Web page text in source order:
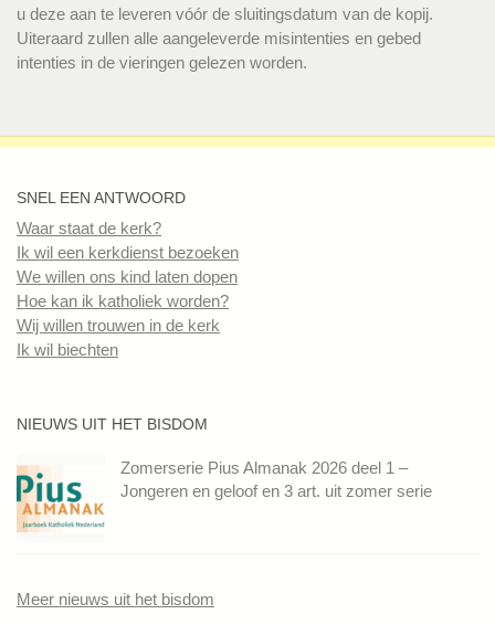
u deze aan te leveren vóór de sluitingsdatum van de kopij.
Uiteraard zullen alle aangeleverde misintenties en gebed
intenties in de vieringen gelezen worden.
SNEL EEN ANTWOORD
Waar staat de kerk?
Ik wil een kerkdienst bezoeken
We willen ons kind laten dopen
Hoe kan ik katholiek worden?
Wij willen trouwen in de kerk
Ik wil biechten
NIEUWS UIT HET BISDOM
Zomerserie Pius Almanak 2026 deel 1 –
Jongeren en geloof en 3 art. uit zomer serie
Meer nieuws uit het bisdom